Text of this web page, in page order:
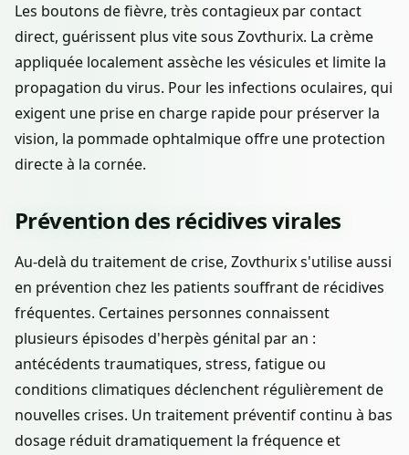
Les boutons de fièvre, très contagieux par contact
direct, guérissent plus vite sous Zovthurix. La crème
appliquée localement assèche les vésicules et limite la
propagation du virus. Pour les infections oculaires, qui
exigent une prise en charge rapide pour préserver la
vision, la pommade ophtalmique offre une protection
directe à la cornée.
Prévention des récidives virales
Au-delà du traitement de crise, Zovthurix s'utilise aussi
en prévention chez les patients souffrant de récidives
fréquentes. Certaines personnes connaissent
plusieurs épisodes d'herpès génital par an :
antécédents traumatiques, stress, fatigue ou
conditions climatiques déclenchent régulièrement de
nouvelles crises. Un traitement préventif continu à bas
dosage réduit dramatiquement la fréquence et